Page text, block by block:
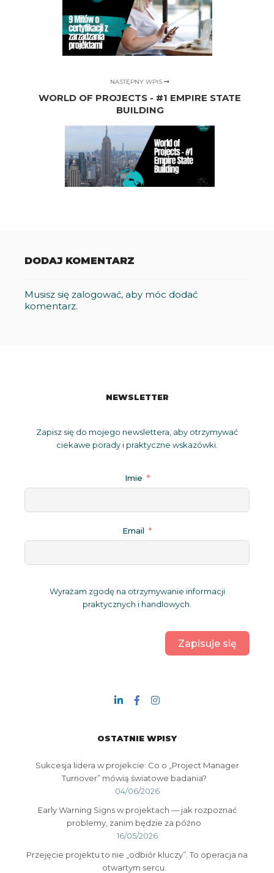
NASTĘPNY WPIS
WORLD OF PROJECTS - #1 EMPIRE STATE
BUILDING
DODAJ KOMENTARZ
Musisz się zalogować, aby móc dodać
komentarz.
NEWSLETTER
Zapisz się do mojego newslettera, aby otrzymywać
ciekawe porady i praktyczne wskazówki.
Imie
Email
Wyrażam zgodę na otrzymywanie informacji
praktycznych i handlowych.
Zapisuje się
OSTATNIE WPISY
Sukcesja lidera w projekcie: Co o „Project Manager
Turnover” mówią światowe badania?
04/06/2026
Early Warning Signs w projektach — jak rozpoznać
problemy, zanim będzie za późno
16/05/2026
Przejęcie projektu to nie „odbiór kluczy”. To operacja na
otwartym sercu.